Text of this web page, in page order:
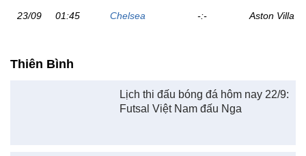
23/09 01:45 Chelsea -:- Aston Villa
Thiên Bình
Lịch thi đấu bóng đá hôm nay 22/9:
Futsal Việt Nam đấu Nga